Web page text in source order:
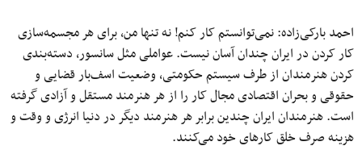
احمد بارکی‌زاده: نمی‌توانستم کار کنم! نه تنها من، برای هر مجسمه‌سازی
کار کردن در ایران چندان آسان نیست. عواملی مثل سانسور، دسته‌بندی
کردن هنرمندان از طرف سیستم حکومتی، وضعیت اسف‌بار قضایی و
حقوقی و بحران اقتصادی مجال کار را از هر هنرمند مستقل و آزادی گرفته
است. هنرمندان ایران چندین برابر هر هنرمند دیگر در دنیا انرژی و وقت و
هزینه صرف خلق کارهای خود می‌کنند.